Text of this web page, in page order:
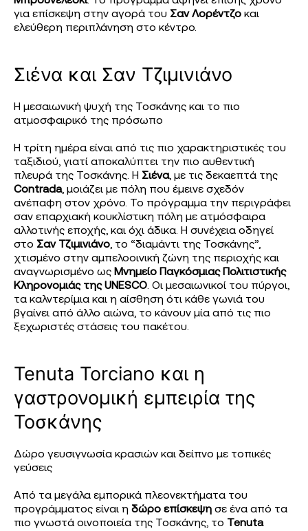
για επίσκεψη στην αγορά του Σαν Λορέντζο και
ελεύθερη περιπλάνηση στο κέντρο.
Σιένα και Σαν Τζιμινιάνο
Η μεσαιωνική ψυχή της Τοσκάνης και το πιο
ατμοσφαιρικό της πρόσωπο
Η τρίτη ημέρα είναι από τις πιο χαρακτηριστικές του
ταξιδιού, γιατί αποκαλύπτει την πιο αυθεντική
πλευρά της Τοσκάνης. Η Σιένα, με τις δεκαεπτά της
Contrada, μοιάζει με πόλη που έμεινε σχεδόν
ανέπαφη στον χρόνο. Το πρόγραμμα την περιγράφει
σαν επαρχιακή κουκλίστικη πόλη με ατμόσφαιρα
αλλοτινής εποχής, και όχι άδικα. Η συνέχεια οδηγεί
στο Σαν Τζιμινιάνο, το “διαμάντι της Τοσκάνης”,
χτισμένο στην αμπελοοινική ζώνη της περιοχής και
αναγνωρισμένο ως Μνημείο Παγκόσμιας Πολιτιστικής
Κληρονομιάς της UNESCO. Οι μεσαιωνικοί του πύργοι,
τα καλντερίμια και η αίσθηση ότι κάθε γωνιά του
βγαίνει από άλλο αιώνα, το κάνουν μία από τις πιο
ξεχωριστές στάσεις του πακέτου.
Tenuta Torciano και η
γαστρονομική εμπειρία της
Τοσκάνης
Δώρο γευσιγνωσία κρασιών και δείπνο με τοπικές
γεύσεις
Από τα μεγάλα εμπορικά πλεονεκτήματα του
προγράμματος είναι η δώρο επίσκεψη σε ένα από τα
πιο γνωστά οινοποιεία της Τοσκάνης, το Tenuta